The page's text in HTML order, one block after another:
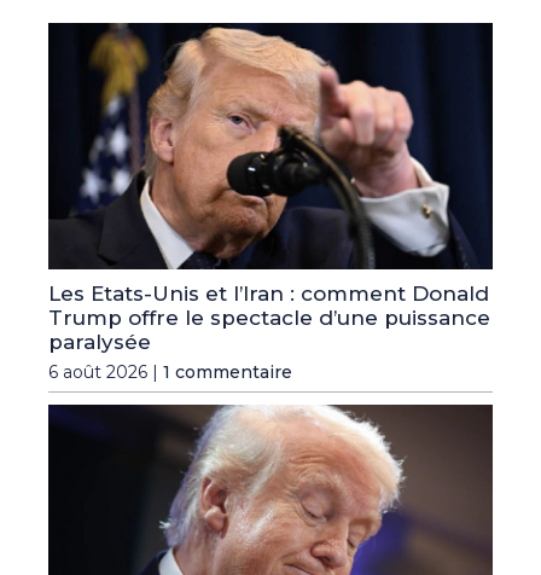
Les Etats-Unis et l’Iran : comment Donald
Trump offre le spectacle d’une puissance
paralysée
6 août 2026 | 1 commentaire